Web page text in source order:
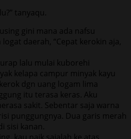
tanyaqu.
gini mana ada nafsu
logat daerah, “Cepat kerokin aja,
lalu mulai kuborehi
kelapa campur minyak kayu
dgn uang logam lima
itu terasa keras. Aku
sakit. Sebentar saja warna
punggungnya. Dua garis merah
sisi kanan.